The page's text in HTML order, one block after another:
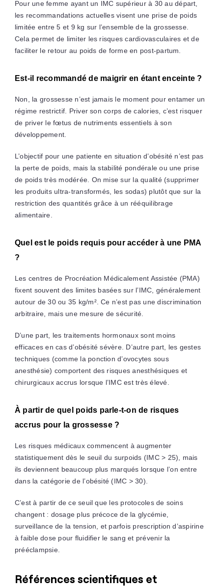
Pour une femme ayant un IMC supérieur à 30 au départ,
les recommandations actuelles visent une prise de poids
limitée entre 5 et 9 kg sur l’ensemble de la grossesse.
Cela permet de limiter les risques cardiovasculaires et de
faciliter le retour au poids de forme en post-partum.
Est-il recommandé de maigrir en étant enceinte ?
Non, la grossesse n’est jamais le moment pour entamer un
régime restrictif. Priver son corps de calories, c’est risquer
de priver le fœtus de nutriments essentiels à son
développement.
L’objectif pour une patiente en situation d’obésité n’est pas
la perte de poids, mais la stabilité pondérale ou une prise
de poids très modérée. On mise sur la qualité (supprimer
les produits ultra-transformés, les sodas) plutôt que sur la
restriction des quantités grâce à un rééquilibrage
alimentaire.
Quel est le poids requis pour accéder à une PMA
?
Les centres de Procréation Médicalement Assistée (PMA)
fixent souvent des limites basées sur l’IMC, généralement
autour de 30 ou 35 kg/m². Ce n’est pas une discrimination
arbitraire, mais une mesure de sécurité.
D’une part, les traitements hormonaux sont moins
efficaces en cas d’obésité sévère. D’autre part, les gestes
techniques (comme la ponction d’ovocytes sous
anesthésie) comportent des risques anesthésiques et
chirurgicaux accrus lorsque l’IMC est très élevé.
À partir de quel poids parle-t-on de risques
accrus pour la grossesse ?
Les risques médicaux commencent à augmenter
statistiquement dès le seuil du surpoids (IMC > 25), mais
ils deviennent beaucoup plus marqués lorsque l’on entre
dans la catégorie de l’obésité (IMC > 30).
C’est à partir de ce seuil que les protocoles de soins
changent : dosage plus précoce de la glycémie,
surveillance de la tension, et parfois prescription d’aspirine
à faible dose pour fluidifier le sang et prévenir la
prééclampsie.
Références scientifiques et